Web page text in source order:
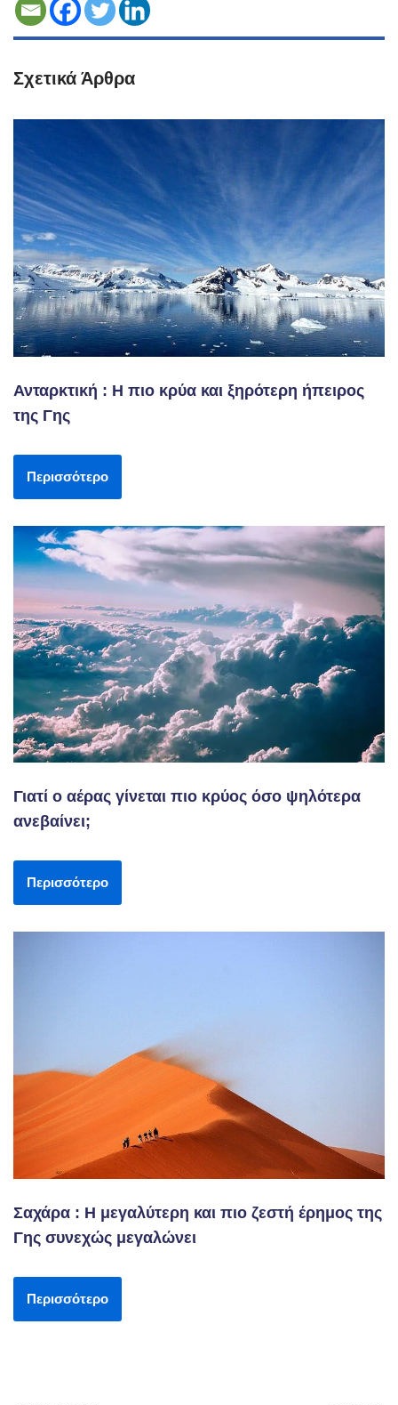
Σχετικά Άρθρα
Ανταρκτική : Η πιο κρύα και ξηρότερη ήπειρος
της Γης
Περισσότερο
Γιατί ο αέρας γίνεται πιο κρύος όσο ψηλότερα
ανεβαίνει;
Περισσότερο
Σαχάρα : Η μεγαλύτερη και πιο ζεστή έρημος της
Γης συνεχώς μεγαλώνει
Περισσότερο